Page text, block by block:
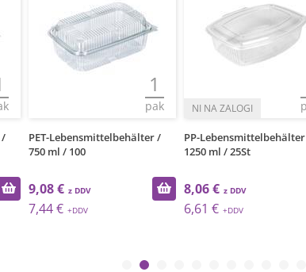
/
1
pak
PET-Lebensmittelbehälter /
750 ml / 100
9,08 €
7,44 €
PP-
1250 ml / 25St
8,06 €
6,61 €